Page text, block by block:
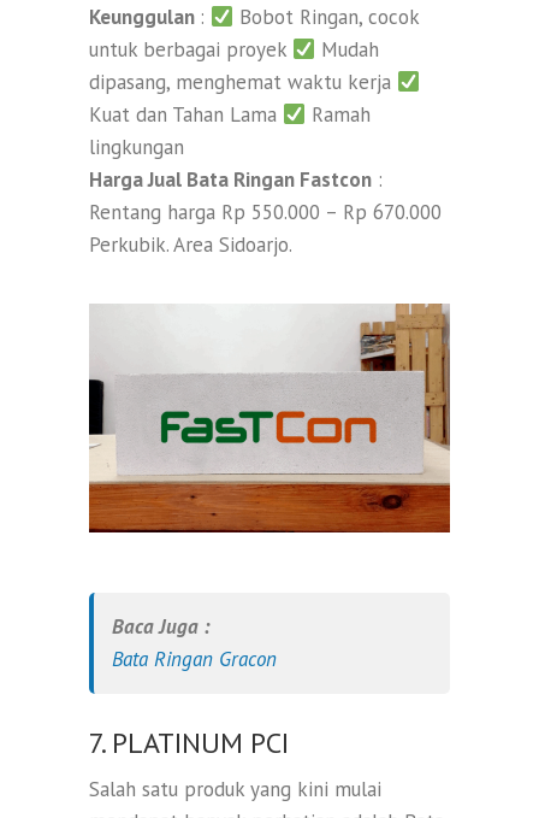
Keunggulan :
Bobot Ringan, cocok
untuk berbagai proyek
Mudah
dipasang, menghemat waktu kerja
Kuat dan Tahan Lama
Ramah
lingkungan
Harga Jual Bata Ringan Fastcon :
Rentang harga Rp 550.000 – Rp 670.000
Perkubik. Area Sidoarjo.
Baca Juga :
Bata Ringan Gracon
7. PLATINUM PCI
Salah satu produk yang kini mulai